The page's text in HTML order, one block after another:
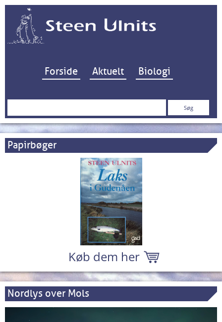
Hop til indhold
Forside Aktuelt Biologi
Søg
Papirbøger
Køb dem her
Nordlys over Mols